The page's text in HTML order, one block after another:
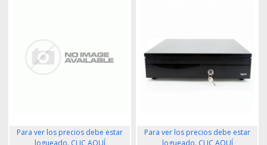
Para ver los precios debe estar
logueado. CLIC AQUÍ
Para ver los precios debe estar
logueado. CLIC AQUÍ